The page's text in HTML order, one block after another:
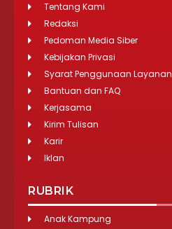
Tentang Kami
Redaksi
Pedoman Media Siber
Kebijakan Privasi
Syarat Penggunaan Layanan
Bantuan dan FAQ
Kerjasama
Kirim Tulisan
Karir
Iklan
RUBRIK
Anak Kampung